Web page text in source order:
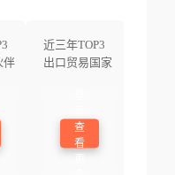
伴
近三年TOP3
出口贸易国家
查
看